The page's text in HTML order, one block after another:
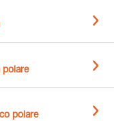
polare
polare